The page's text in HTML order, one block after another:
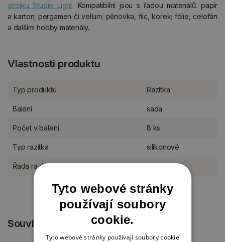
strojku Studio Light. Kompatibilní jsou s řadou materiálů: papír
a karton; pergamen či vellum; pěnovka, filc, korek; fólie, celofán
a dalšími hobby materiály.
Vlastnosti produktu
Typ produktu Razítka
Balení sada
Počet v balení 8 ks
Typ razítka silikonové
Řada razítek Aladine Duo Clear
Související produkty
Tyto webové stránky
používají soubory
cookie.
Tyto webové stránky používají soubory cookie